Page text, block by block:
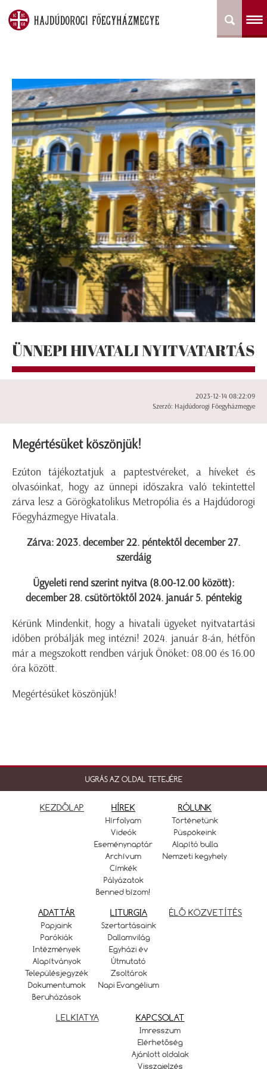
ÜNNEPI HIVATALI NYITVATARTÁS
2023-12-14 08:22:09
Szerző: Hajdúdorogi Főegyházmegye
Megértésüket köszönjük!
Ezúton tájékoztatjuk a paptestvéreket, a híveket és
olvasóinkat, hogy az ünnepi időszakra való tekintettel
zárva lesz a Görögkatolikus Metropólia és a Hajdúdorogi
Főegyházmegye Hivatala.
Zárva: 2023. december 22. péntektől december 27.
szerdáig
Ügyeleti rend szerint nyitva (8.00-12.00 között):
december 28. csütörtöktől 2024. január 5. péntekig
Kérünk Mindenkit, hogy a hivatali ügyeket nyitvatartási
időben próbálják meg intézni! 2024. január 8-án, hétfőn
már a megszokott rendben várjuk Önöket: 08.00 és 16.00
óra között.
Megértésüket köszönjük!
UGRÁS AZ OLDAL TETEJÉRE
KEZDŐLAP HÍREK
Hírfolyam
Videók
Eseménynaptár
Archívum
Címkék
Pályázatok
Benned bízom!
RÓLUNK
Történetünk
Püspökeink
Alapító bulla
Nemzeti kegyhely
ADATTÁR
Papjaink
Parókiák
Intézmények
Alapítványok
Településjegyzék
Dokumentumok
Beruházások
LITURGIA
Szertartásaink
Dallamvilág
Egyházi év
Útmutató
Zsoltárok
Napi Evangélium
ÉLŐ KÖZVETÍTÉS
LELKIATYA KAPCSOLAT
Imresszum
Elérhetőség
Ajánlott oldalak
Visszajelzés